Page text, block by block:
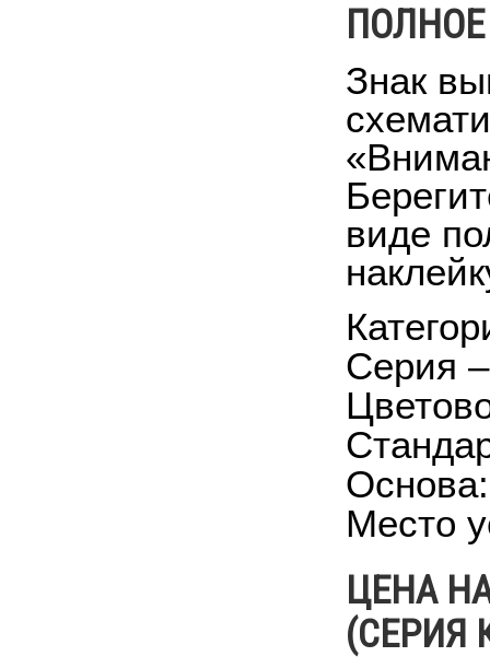
Знак
виде
Серия
Место
ЦЕНА
(СЕРИЯ